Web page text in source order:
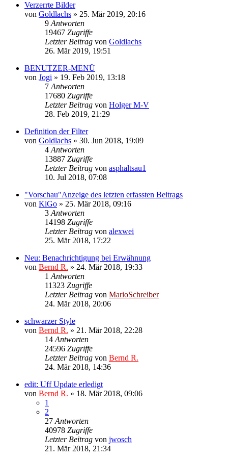
Verzerrte Bilder
von Goldlachs » 25. Mär 2019, 20:16
9 Antworten
19467 Zugriffe
Letzter Beitrag von Goldlachs
26. Mär 2019, 19:51
BENUTZER-MENÜ
von Jogi » 19. Feb 2019, 13:18
7 Antworten
17680 Zugriffe
Letzter Beitrag von Holger M-V
28. Feb 2019, 21:29
Definition der Filter
von Goldlachs » 30. Jun 2018, 19:09
4 Antworten
13887 Zugriffe
Letzter Beitrag von asphaltsau1
10. Jul 2018, 07:08
"Vorschau"Anzeige des letzten erfassten Beitrags
von KiGo » 25. Mär 2018, 09:16
3 Antworten
14198 Zugriffe
Letzter Beitrag von alexwei
25. Mär 2018, 17:22
Neu: Benachrichtigung bei Erwähnung
von Bernd R. » 24. Mär 2018, 19:33
1 Antworten
11323 Zugriffe
Letzter Beitrag von MarioSchreiber
24. Mär 2018, 20:06
schwarzer Style
von Bernd R. » 21. Mär 2018, 22:28
14 Antworten
24596 Zugriffe
Letzter Beitrag von Bernd R.
24. Mär 2018, 14:36
edit: Uff Update erledigt
von Bernd R. » 18. Mär 2018, 09:06
1
2
27 Antworten
40978 Zugriffe
Letzter Beitrag von jwosch
21. Mär 2018, 21:34